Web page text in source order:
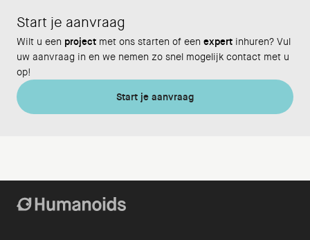
Start je aanvraag
Wilt u een project met ons starten of een expert inhuren? Vul
uw aanvraag in en we nemen zo snel mogelijk contact met u
op!
Start je aanvraag